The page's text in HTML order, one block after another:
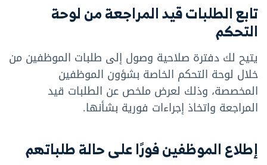
تابع الطلبات قيد المراجعة من لوحة
التحكم
يتيح لك دفترة صلاحية وصول إلى طلبات الموظفين من
خلال لوحة التحكم الخاصة بشؤون الموظفين
المخصصة، وذلك لعرض ملخص عن الطلبات قيد
المراجعة واتخاذ إجراءات فورية بشأنها.
إطلاع الموظفين فورًا على حالة طلباتهم